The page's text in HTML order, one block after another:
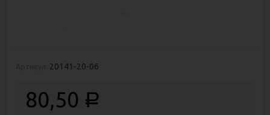
20141-20-06
80,50 Р